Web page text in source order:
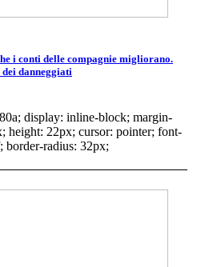
i conti delle compagnie migliorano.
danneggiati
display: inline-block; margin-
height: 22px; cursor: pointer; font-
radius: 32px;